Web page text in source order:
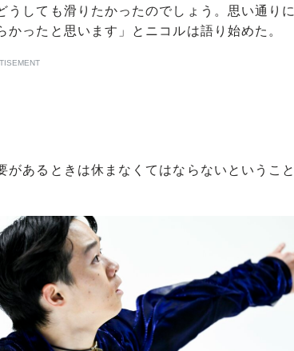
うしても滑りたかったのでしょう。思い通りに
ったと思います」とニコルは語り始めた。
があるときは休まなくてはならないということ